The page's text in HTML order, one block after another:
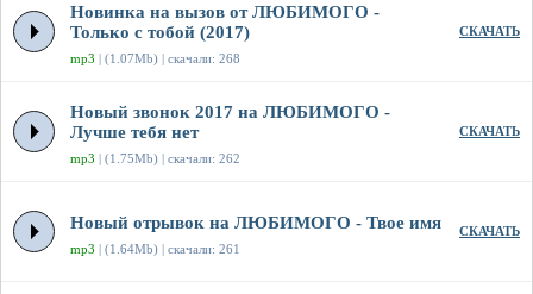
Новинка на вызов от ЛЮБИМОГО -
Только с тобой (2017)
mp3 | (1.07Mb) | скачали: 268
СКАЧАТЬ
Новый звонок 2017 на ЛЮБИМОГО -
Лучше тебя нет
mp3 | (1.75Mb) | скачали: 262
СКАЧАТЬ
Новый отрывок на ЛЮБИМОГО - Твое имя
mp3 | (1.64Mb) | скачали: 261
СКАЧАТЬ